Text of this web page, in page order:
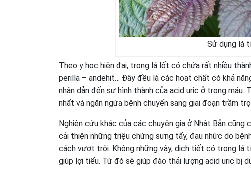
Sử dụng lá
Theo y học hiện đại, trong lá lốt có chứa rất nhiều
perilla – andehit… Đây đều là các hoạt chất có khả
nhân dẫn đến sự hình thành của acid uric ở trong
nhất và ngăn ngừa bệnh chuyển sang giai đoạn trầm
Nghiên cứu khác của các chuyên gia ở Nhật Bản
cải thiện những triệu chứng sưng tấy, đau nhức do
cách vượt trội. Không những vậy, dịch tiết có trong
giúp lợi tiểu. Từ đó sẽ giúp đào thải lượng acid uric bị